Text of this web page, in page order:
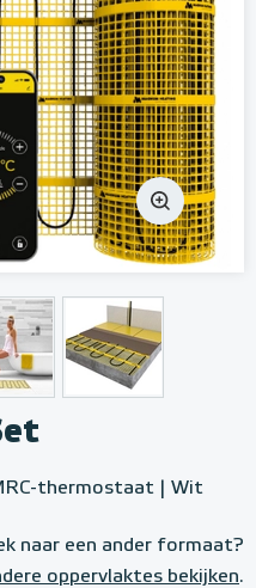
thermostaat | Wit
naar een ander formaat?
oppervlaktes bekijken.